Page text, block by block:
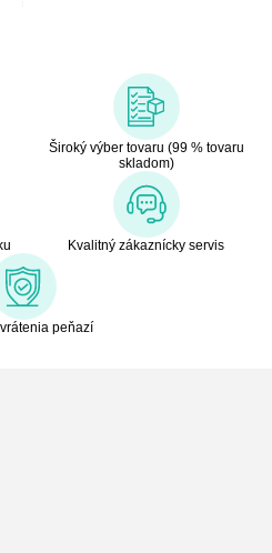
Široký výber tovaru (99 % tovaru
skladom)
Kvalitný zákaznícky servis
peňazí